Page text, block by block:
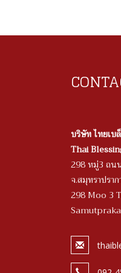
บริษัท ไทยเบ
Thai
298 หมู่3 ถน
จ.สมุทราปรา
298 Moo 3